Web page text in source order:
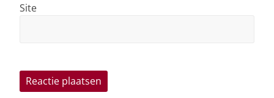
Site